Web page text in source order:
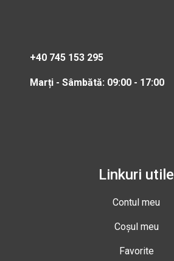
+40 745 153 295
Marți - Sâmbătă: 09:00 - 17:00
Linkuri utile
Contul meu
Coșul meu
Favorite